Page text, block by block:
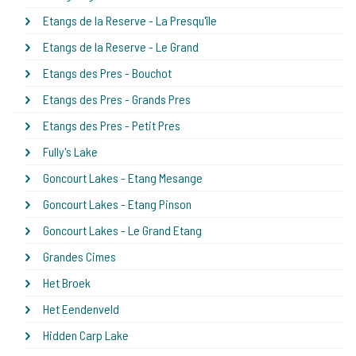
Etangs de la Reserve - La Presqu'île
Etangs de la Reserve - Le Grand
Etangs des Pres - Bouchot
Etangs des Pres - Grands Pres
Etangs des Pres - Petit Pres
Fully's Lake
Goncourt Lakes - Etang Mesange
Goncourt Lakes - Etang Pinson
Goncourt Lakes - Le Grand Etang
Grandes Cimes
Het Broek
Het Eendenveld
Hidden Carp Lake